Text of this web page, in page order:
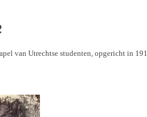
van Utrechtse studenten, opgericht in